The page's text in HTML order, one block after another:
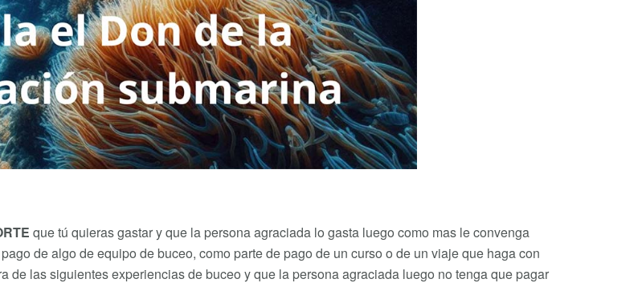
que tú quieras gastar y que la persona agraciada lo gasta luego como mas le convenga
de algo de equipo de buceo, como parte de pago de un curso o de un viaje que haga con
de las siguientes experiencias de buceo y que la persona agraciada luego no tenga que pagar